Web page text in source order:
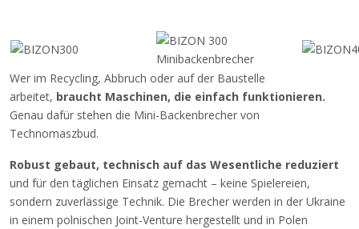
Wer im Recycling, Abbruch oder auf der Baustelle
arbeitet, braucht Maschinen, die einfach funktionieren.
Genau dafür stehen die Mini-Backenbrecher von
Technomaszbud.
Robust gebaut, technisch auf das Wesentliche reduziert
und für den täglichen Einsatz gemacht – keine Spielereien,
sondern zuverlässige Technik. Die Brecher werden in der Ukraine
in einem polnischen Joint-Venture hergestellt und in Polen